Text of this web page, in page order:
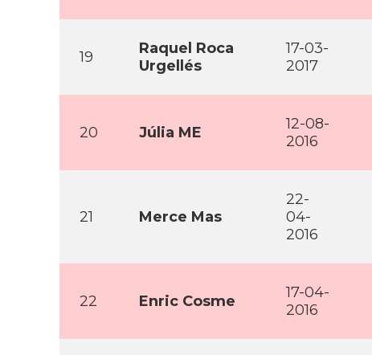
19
Raquel Roca
Urgellés
17-03-
2017
20 Júlia ME
12-08-
2016
21 Merce Mas
22-
04-
2016
22 Enric Cosme
17-04-
2016